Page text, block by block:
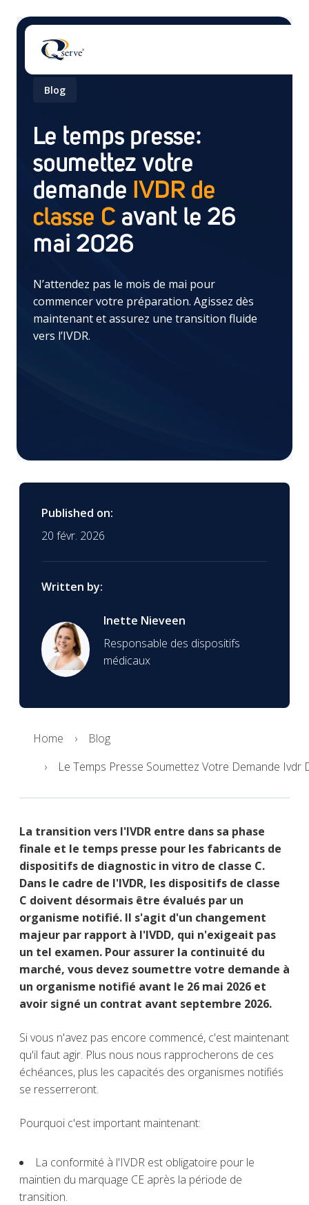
Il n'y a aucune suggestion car le champ de
Blog
Le temps presse:
soumettez votre
demande IVDR de
classe C avant le 26
mai 2026
N’attendez pas le mois de mai pour
commencer votre préparation. Agissez dès
maintenant et assurez une transition fluide
vers l’IVDR.
Published on:
20 févr. 2026
Written by:
Inette Nieveen
Responsable des dispositifs
médicaux
Home
Blog
Le Temps Presse Soumettez Votre Demande Ivdr
La transition vers l'IVDR entre dans sa phase
finale et le temps presse pour les fabricants de
dispositifs de diagnostic in vitro de classe C.
Dans le cadre de l'IVDR, les dispositifs de classe
C doivent désormais être évalués par un
organisme notifié. Il s'agit d'un changement
majeur par rapport à l'IVDD, qui n'exigeait pas
un tel examen. Pour assurer la continuité du
marché, vous devez soumettre votre demande à
un organisme notifié avant le 26 mai 2026 et
avoir signé un contrat avant septembre 2026.
Si vous n'avez pas encore commencé, c'est maintenant
qu'il faut agir. Plus nous nous rapprocherons de ces
échéances, plus les capacités des organismes notifiés
se resserreront.
Pourquoi c'est important maintenant:
La conformité à l'IVDR est obligatoire pour le
maintien du marquage CE après la période de
transition.